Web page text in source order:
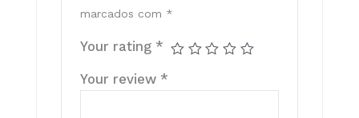
marcados com *
Your rating *
Your review *